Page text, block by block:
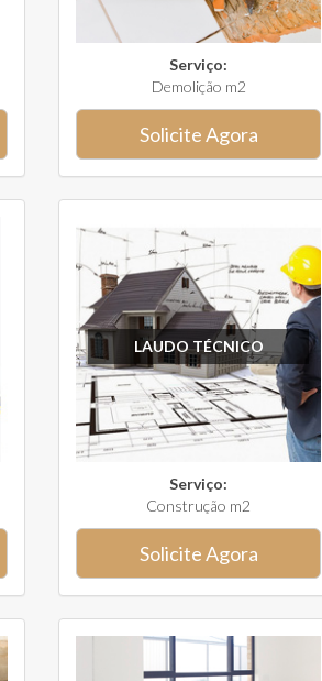
Serviço:
Demolição m2
Solicite Agora
LAUDO TÉCNICO
Serviço:
Construção m2
Solicite Agora